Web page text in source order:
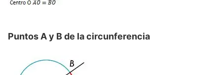
Puntos A y B de la circunferencia